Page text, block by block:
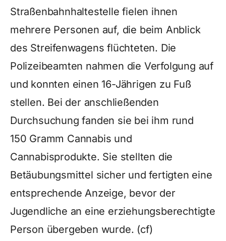
Straßenbahnhaltestelle fielen ihnen
mehrere Personen auf, die beim Anblick
des Streifenwagens flüchteten. Die
Polizeibeamten nahmen die Verfolgung auf
und konnten einen 16-Jährigen zu Fuß
stellen. Bei der anschließenden
Durchsuchung fanden sie bei ihm rund
150 Gramm Cannabis und
Cannabisprodukte. Sie stellten die
Betäubungsmittel sicher und fertigten eine
entsprechende Anzeige, bevor der
Jugendliche an eine erziehungsberechtigte
Person übergeben wurde. (cf)